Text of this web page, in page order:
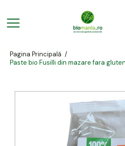
Pagina Principală /
Paste bio Fusilli din mazare fara